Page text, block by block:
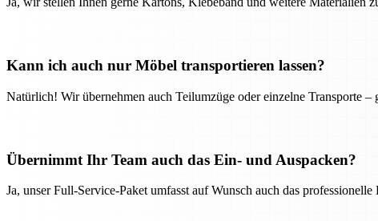
Kann ich auch nur Möbel transportieren lassen?
Natürlich! Wir übernehmen auch Teilumzüge oder einzelne Transporte –
Übernimmt Ihr Team auch das Ein- und Auspacken?
Ja, unser Full-Service-Paket umfasst auf Wunsch auch das